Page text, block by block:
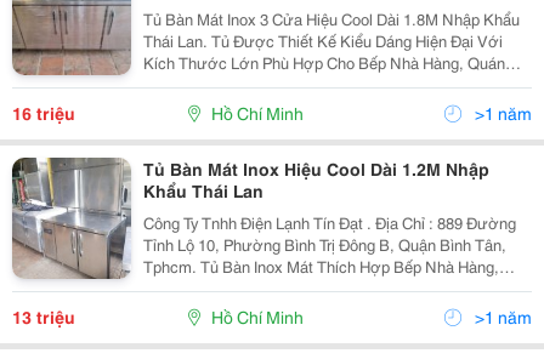
Tủ Bàn Mát Inox 3 Cửa Hiệu Cool Dài 1.8M Nhập Khẩu
Thái Lan. Tủ Được Thiết Kế Kiểu Dáng Hiện Đại Với
Kích Thước Lớn Phù Hợp Cho Bếp Nhà Hàng, Quán
Ăn, Khách Sạn,Bếp Ăn Công Nghiệp.... Inox Từ Trong
Ra Ngoài Cao Cấp Có Độ Bền Cao, Chống Gỉ Sét, Dễ...
16 triệu Hồ Chí Minh >1 năm
Tủ Bàn Mát Inox Hiệu Cool Dài 1.2M Nhập
Khẩu Thái Lan
Công Ty Tnhh Điện Lạnh Tín Đạt . Địa Chỉ : 889 Đường
Tỉnh Lộ 10, Phường Bình Trị Đông B, Quận Bình Tân,
Tphcm. Tủ Bàn Inox Mát Thích Hợp Bếp Nhà Hàng,
Quầy Bar, Quán Caphe , Tủ Được Thiết Kế Hoàn Toàn
Bằng Inox 304 Chống Rỉ Sét Tuổi Thọ Cao....
13 triệu Hồ Chí Minh >1 năm